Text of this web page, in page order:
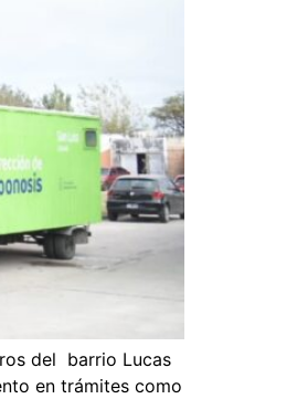
del barrio Lucas
en trámites como